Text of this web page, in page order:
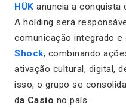
HÜK anuncia a conquista
A holding será
comunicação integrado e
Shock, combinando
ativação cultural, digital,
isso, o grupo se
da Casio no país.